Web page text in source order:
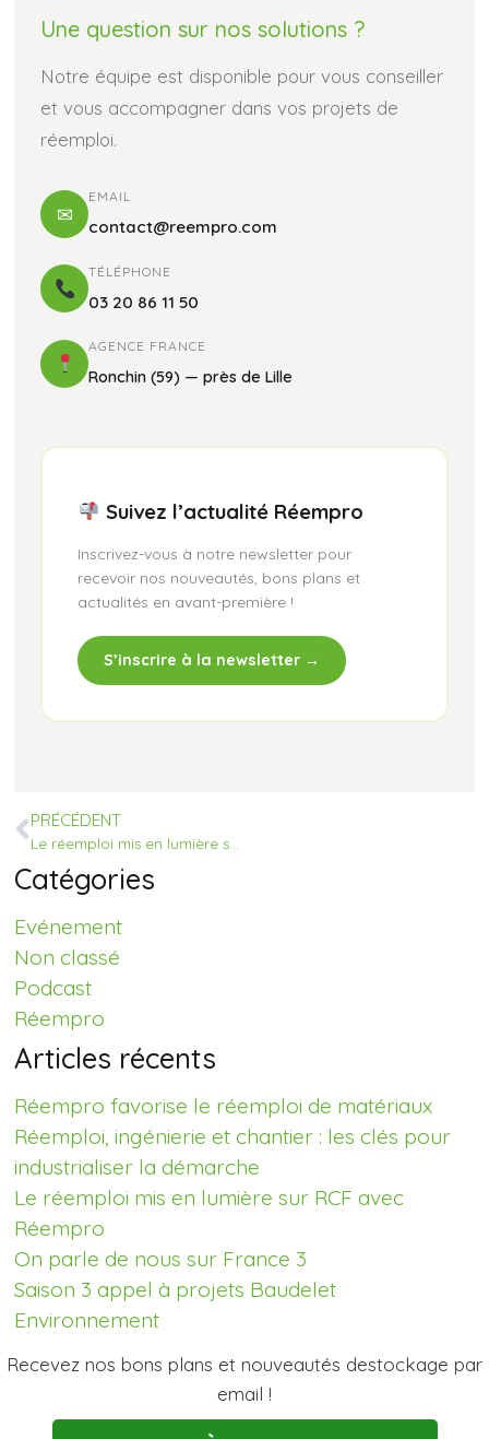
Une question sur nos solutions ?
Notre équipe est disponible pour vous conseiller
et vous accompagner dans vos projets de
réemploi.
✉
EMAIL
contact@reempro.com
TÉLÉPHONE
03 20 86 11 50
AGENCE FRANCE
Ronchin (59) — près de Lille
Suivez l’actualité Réempro
Inscrivez-vous à notre newsletter pour
recevoir nos nouveautés, bons plans et
actualités en avant-première !
S’inscrire à la newsletter →
PRÉCÉDENT
Catégories
Evénement
Non classé
Podcast
Réempro
Articles récents
Réempro favorise le réemploi de matériaux
Réemploi, ingénierie et chantier : les clés pour
industrialiser la démarche
Le réemploi mis en lumière sur RCF avec
Réempro
On parle de nous sur France 3
Saison 3 appel à projets Baudelet
Environnement
Recevez nos bons plans et nouveautés destockage par
email !